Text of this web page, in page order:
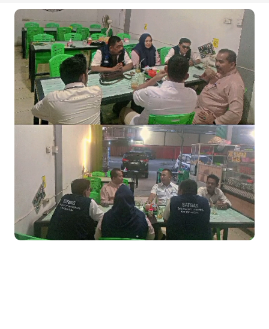
Putih
Pulihkan Konektivitas Pascabencana, HKI Rampungkan
Penanganan Jalur Lembah Anai dan Malalak
Bupati Asmar Lepas 77 Kontingen Pramuka Meranti Ikuti
Jambore Nasional XII 2026 di Cibubur
Polres Kepulauan Meranti Gelar Ekspedisi Merah Putih" Jalin
Sinergitas dengan Insan Pers, Komunitas dan Mahasiswa
PLN Selat Panjang Minta Maaf, Janji Datangkan Mesin Sewa